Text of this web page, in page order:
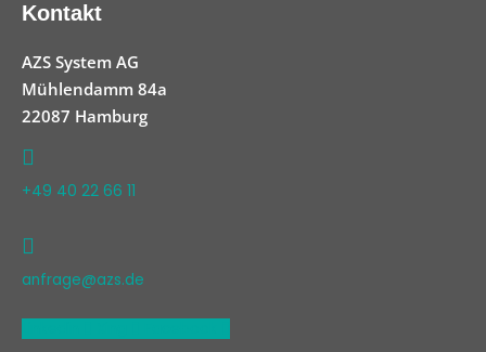
Kontakt
AZS System AG
Mühlendamm 84a
22087 Hamburg
+49 40 22 66 11
anfrage@azs.de